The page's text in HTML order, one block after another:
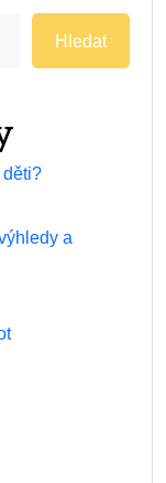
Hledat
děti?
a